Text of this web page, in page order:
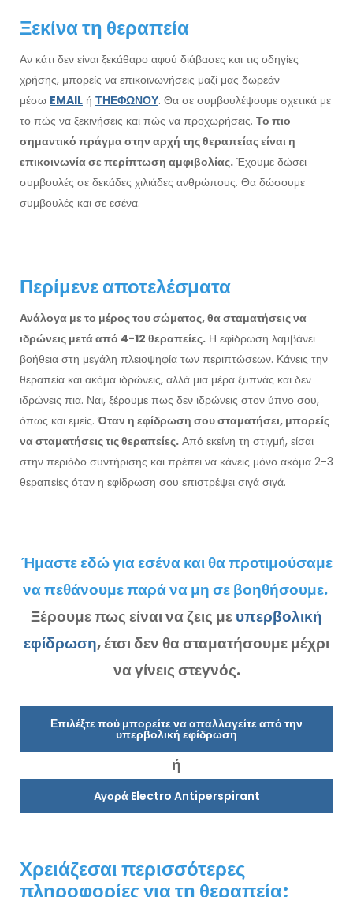
Ξεκίνα τη θεραπεία
Αν κάτι δεν είναι ξεκάθαρο αφού διάβασες και τις οδηγίες
χρήσης, μπορείς να επικοινωνήσεις μαζί μας δωρεάν
μέσω EMAIL ή ΤΗΕΦΩΝΟΥ. Θα σε συμβουλέψουμε σχετικά με
το πώς να ξεκινήσεις και πώς να προχωρήσεις. Το πιο
σημαντικό πράγμα στην αρχή της θεραπείας είναι η
επικοινωνία σε περίπτωση αμφιβολίας. Έχουμε δώσει
συμβουλές σε δεκάδες χιλιάδες ανθρώπους. Θα δώσουμε
συμβουλές και σε εσένα.
Περίμενε αποτελέσματα
Ανάλογα με το μέρος του σώματος, θα σταματήσεις να
ιδρώνεις μετά από 4-12 θεραπείες. Η εφίδρωση λαμβάνει
βοήθεια στη μεγάλη πλειοψηφία των περιπτώσεων. Κάνεις την
θεραπεία και ακόμα ιδρώνεις, αλλά μια μέρα ξυπνάς και δεν
ιδρώνεις πια. Ναι, ξέρουμε πως δεν ιδρώνεις στον ύπνο σου,
όπως και εμείς. Όταν η εφίδρωση σου σταματήσει, μπορείς
να σταματήσεις τις θεραπείες. Από εκείνη τη στιγμή, είσαι
στην περιόδο συντήρισης και πρέπει να κάνεις μόνο ακόμα 2-3
θεραπείες όταν η εφίδρωση σου επιστρέψει σιγά σιγά.
Ήμαστε εδώ για εσένα και θα προτιμούσαμε
να πεθάνουμε παρά να μη σε βοηθήσουμε.
Ξέρουμε πως είναι να ζεις μευπερβολική
εφίδρωση, έτσι δεν θα σταματήσουμε μέχρι
να γίνεις στεγνός.
Επιλέξτε πού μπορείτε να απαλλαγείτε από την
υπερβολική εφίδρωση
ή
Αγορά Electro Antiperspirant
Χρειάζεσαι περισσότερες
πληροφορίες για τη θεραπεία;